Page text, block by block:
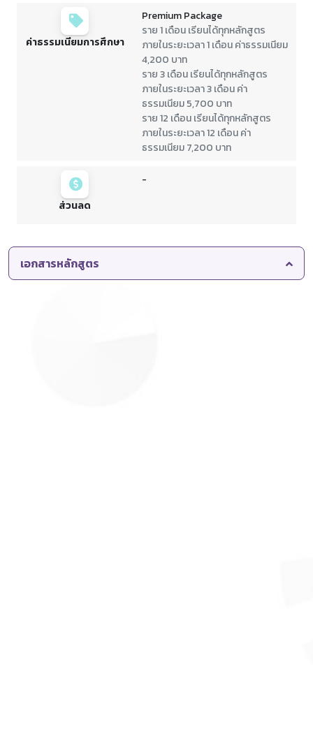
ค่าธรรมเนียมการศึกษา
Premium Package
ราย 1 เดือน เรียนได้ทุกหลักสูตร
ภายในระยะเวลา 1 เดือน ค่าธรรมเนียม
4,200 บาท
ราย 3 เดือน เรียนได้ทุกหลักสูตร
ภายในระยะเวลา 3 เดือน ค่า
ธรรมเนียม 5,700 บาท
ราย 12 เดือน เรียนได้ทุกหลักสูตร
ภายในระยะเวลา 12 เดือน ค่า
ธรรมเนียม 7,200 บาท
ส่วนลด
-
เอกสารหลักสูตร